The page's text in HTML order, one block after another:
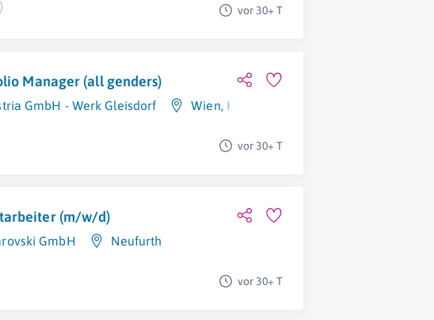
vor 30+ T
Manager (all genders)
GmbH - Werk Gleisdorf Wien, Kröllendorf
vor 30+ T
(m/w/d)
GmbH Neufurth
vor 30+ T